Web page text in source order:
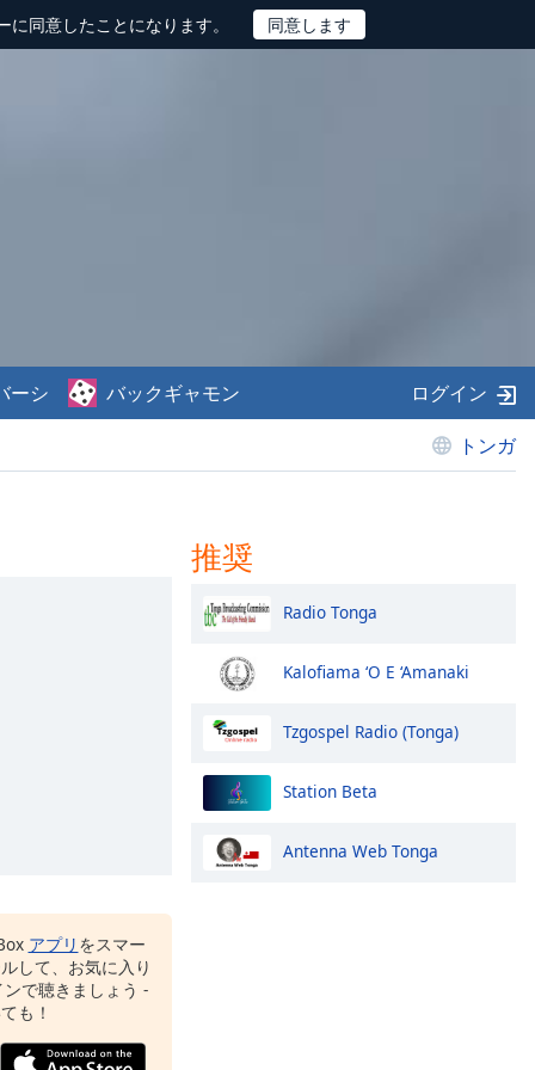
同意したことになります。
トンガ
ーシ バックギャモン ログイン
アプリ をスマー
して、お気に入り
で聴きましょう -
も！
推奨
Radio Tonga
Kalofiama ‘O E ‘Amanaki
Tzgospel Radio (Tonga)
Station Beta
Antenna Web Tonga